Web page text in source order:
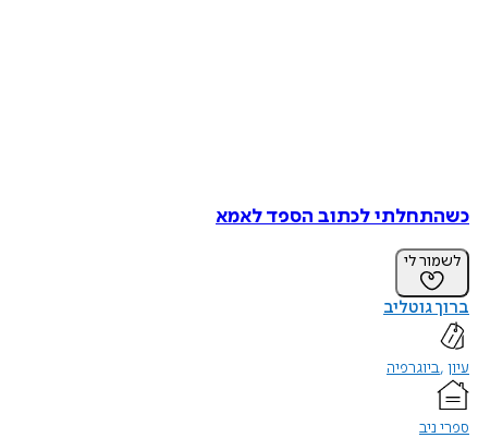
כשהתחלתי לכתוב הספד לאמא
לשמור לי
ברוך גוטליב
עיון ביוגרפיה
ספרי ניב